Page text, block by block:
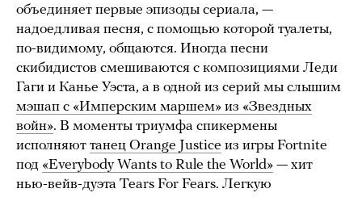
объединяет первые эпизоды сериала, —
надоедливая песня, с помощью которой туалеты,
по-видимому, общаются. Иногда песни
скибидистов смешиваются с композициями Леди
Гаги и Канье Уэста, а в одной из серий мы слышим
мэшап с «Имперским маршем» из «Звездных
войн». В моменты триумфа спикермены
исполняют танец Orange Justice из игры Fortnite
под «Everybody Wants to Rule the World» — хит
нью-вейв-дуэта Tears For Fears. Легкую